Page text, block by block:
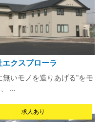
エクスプローラ
無いモノを造りあげる”をモ
...
求人あり